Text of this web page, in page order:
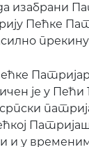
изабрани
Пећке
је у Пећи
и у